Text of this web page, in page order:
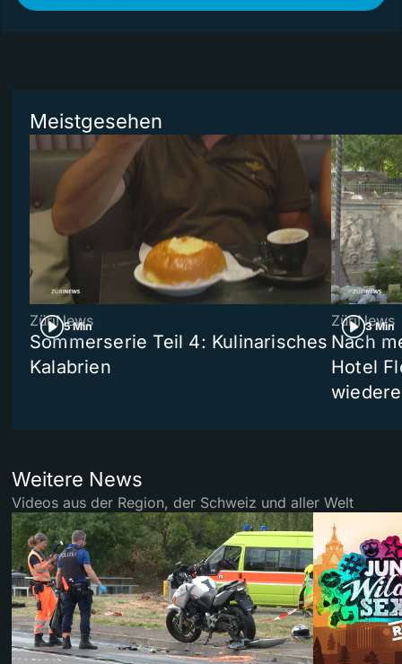
Meistgesehen
5 Min
ZüriNews
Sommerserie Teil 4: Kulinarisches
Kalabrien
3 Min
ZüriNews
Nach
Hotel
Weitere News
Videos aus der Region, der Schweiz und aller Welt